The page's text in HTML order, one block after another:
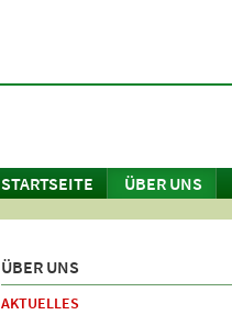
STARTSEITE ÜBER UNS
ÜBER UNS
AKTUELLES